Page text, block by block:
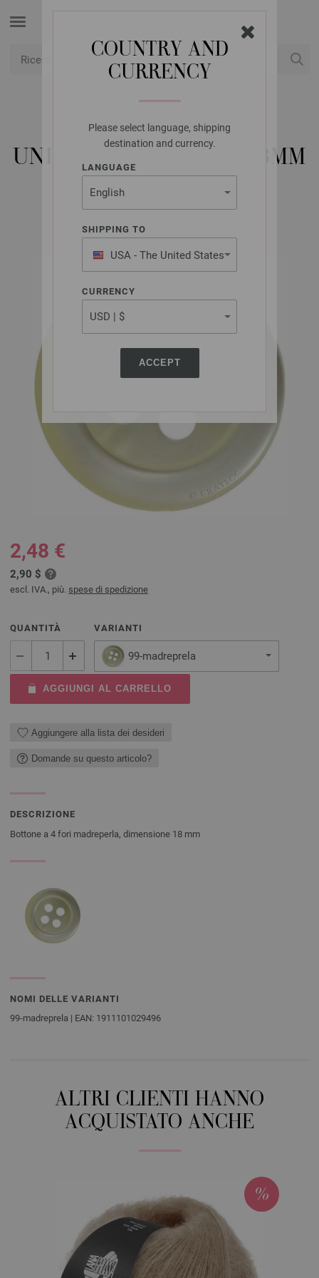
COUNTRY AND
CURRENCY
Please select language, shipping
destination and currency.
LANGUAGE
SHIPPING TO
USA - The United States
of America
CURRENCY
ACCEPT
UNION KNOPF
UNION KNOPF 18001/18MM
Cod. articolo: 18001
2,48 €
2,90 $
escl. IVA., più. spese di spedizione
QUANTITÀ VARIANTI
99-madreprela
AGGIUNGI AL CARRELLO
Aggiungere alla lista dei desideri
Domande su questo articolo?
DESCRIZIONE
Bottone a 4 fori madreperla, dimensione 18 mm
NOMI DELLE VARIANTI
99-madreprela | EAN: 1911101029496
ALTRI CLIENTI HANNO
ACQUISTATO ANCHE